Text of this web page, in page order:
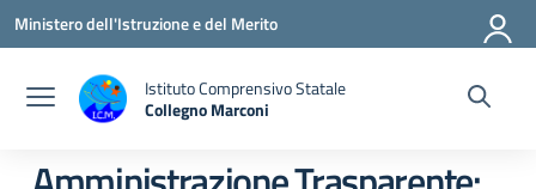
Vai ai contenuti
Vai al menu di navigazione
Vai al footer
Ministero dell'Istruzione e del Merito
Istituto Comprensivo Statale
Collegno Marconi